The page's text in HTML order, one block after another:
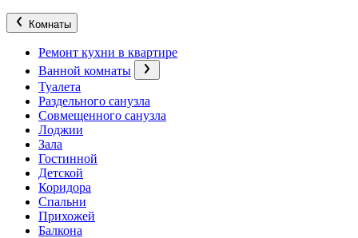
Комнаты
Ремонт кухни в квартире
Ванной комнаты
Туалета
Раздельного санузла
Совмещенного санузла
Лоджии
Зала
Гостинной
Детской
Коридора
Спальни
Прихожей
Балкона